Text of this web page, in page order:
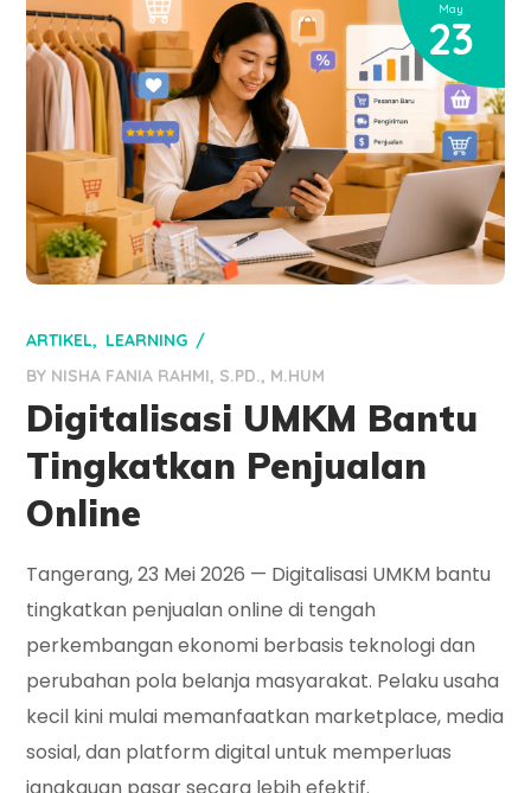
May
23
ARTIKEL
LEARNING
BY NISHA FANIA RAHMI, S.PD., M.HUM
Digitalisasi UMKM Bantu
Tingkatkan Penjualan
Online
Tangerang, 23 Mei 2026 — Digitalisasi UMKM bantu
tingkatkan penjualan online di tengah
perkembangan ekonomi berbasis teknologi dan
perubahan pola belanja masyarakat. Pelaku usaha
kecil kini mulai memanfaatkan marketplace, media
sosial, dan platform digital untuk memperluas
jangkauan pasar secara lebih efektif.